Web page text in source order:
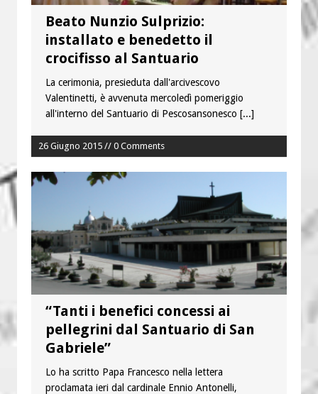
Beato Nunzio Sulprizio:
installato e benedetto il
crocifisso al Santuario
La cerimonia, presieduta dall'arcivescovo
Valentinetti, è avvenuta mercoledì pomeriggio
all'interno del Santuario di Pescosansonesco [...]
26 Giugno 2015 // 0 Comments
“Tanti i benefici concessi ai
pellegrini dal Santuario di San
Gabriele”
Lo ha scritto Papa Francesco nella lettera
proclamata ieri dal cardinale Ennio Antonelli,